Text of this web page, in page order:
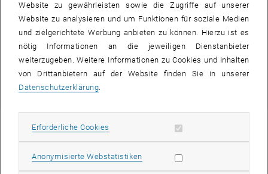
Forschungsbereich Stadt- und Regionalforschung
Forschungsbereich Finanzwissenschaft und Infrastrukturpolitik
Forschungsbereich Örtliche Raumplanung
Forschungsbereich Verkehrssystemplanung
Forschungsbereich Soziologie
Forschungsbereich Bodenpolitik und Bodenmanagement
Forschungsbereich Stadtkultur und öffentlicher Raum
Publikation herunterladen
Website zu gewährleisten sowie die Zugriffe auf unserer
Website zu analysieren und um Funktionen für soziale Medien
und zielgerichtete Werbung anbieten zu können. Hierzu ist es
nötig Informationen an die jeweiligen Dienstanbieter
weiterzugeben. Weitere Informationen zu Cookies und Inhalten
von Drittanbietern auf der Website finden Sie in unserer
Datenschutzerklärung.
Erforderliche Cookies Erforderliche Cookies zulassen
Anonymisierte WebstatistikenStatistik Cookies zulassen